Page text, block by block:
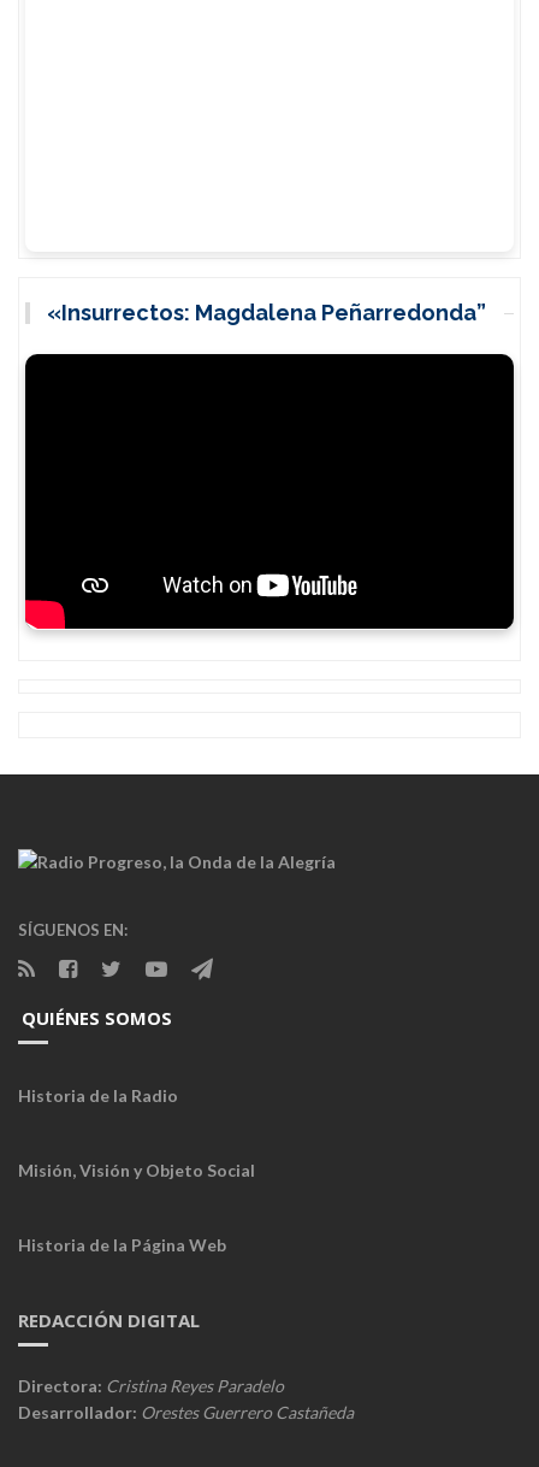
«Insurrectos: Magdalena Peñarredonda”
SÍGUENOS EN:
QUIÉNES SOMOS
Historia de la Radio
Misión, Visión y Objeto Social
Historia de la Página Web
REDACCIÓN DIGITAL
Directora: Cristina Reyes Paradelo
Desarrollador: Orestes Guerrero Castañeda